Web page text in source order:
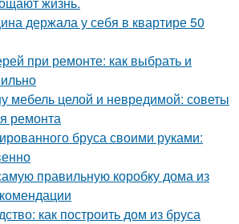
держала у себя в квартире 50
при ремонте: как выбрать и
мебель целой и невредимой: советы
ремонта
бруса своими руками:
правильную коробку дома из
как построить дом из бруса